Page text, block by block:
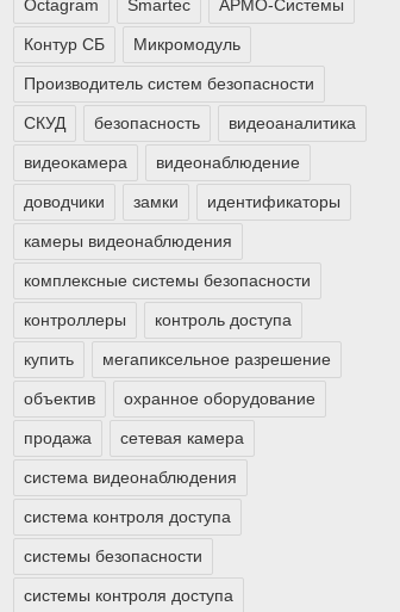
Octagram Smartec АРМО-Системы
Контур СБ Микромодуль
Производитель систем безопасности
СКУД безопасность видеоаналитика
видеокамера видеонаблюдение
доводчики замки идентификаторы
камеры видеонаблюдения
комплексные системы безопасности
контроллеры контроль доступа
купить мегапиксельное разрешение
объектив охранное оборудование
продажа сетевая камера
система видеонаблюдения
система контроля доступа
системы безопасности
системы контроля доступа